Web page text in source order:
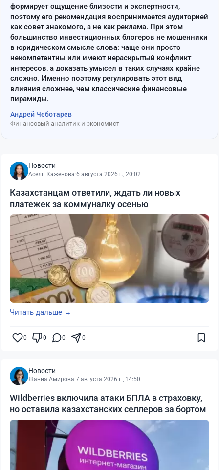
формирует ощущение близости и экспертности,
поэтому его рекомендация воспринимается аудиторией
как совет знакомого, а не как реклама. При этом
большинство инвестиционных блогеров не мошенники
в юридическом смысле слова: чаще они просто
некомпетентны или имеют нераскрытый конфликт
интересов, а доказать умысел в таких случаях крайне
сложно. Именно поэтому регулировать этот вид
влияния сложнее, чем классические финансовые
пирамиды.
Андрей Чеботарев
Финансовый аналитик и экономист
Новости
Асель Каженова·6 августа 2026 г., 20:02
Казахстанцам ответили, ждать ли новых
платежек за коммуналку осенью
Читать дальше →
0 0 0 0
Новости
Жанна Амирова·7 августа 2026 г., 14:50
Wildberries включила атаки БПЛА в страховку,
но оставила казахстанских селлеров за бортом